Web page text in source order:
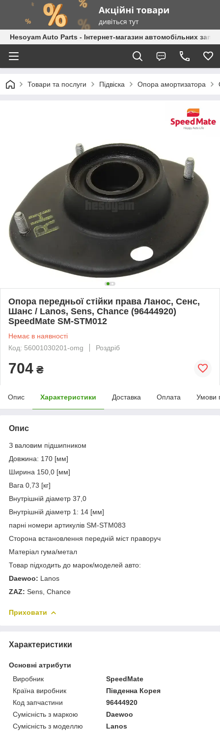
Hesoyam Auto Parts - Інтернет-магазин автомобільних
Товари та послуги Підвіска Опора амортизатора
Опора передньої стійки права Ланос, Сенс,
Шанс / Lanos, Sens, Chance (96444920)
SpeedMate SM-STM012
Немає в наявності
Код: 56001030201-omg
Роздріб
704 ₴
Опис Характеристики Доставка Оплата Умови
Опис
З валовим підшипником
Довжина: 170 [мм]
Ширина 150,0 [мм]
Вага 0,73 [кг]
Внутрішній діаметр 37,0
Внутрішній діаметр 1: 14 [мм]
парні номери артикулів SM-STM083
Сторона встановлення передній міст праворуч
Матеріал гума/метал
Товар підходить до марок/моделей авто:
Daewoo: Lanos
ZAZ: Sens, Chance
Приховати
Характеристики
Основні атрибути
Виробник
SpeedMate
Країна виробник
Південна Корея
Код запчастини
96444920
Сумісність з маркою
Daewoo
Сумісність з моделлю
Lanos